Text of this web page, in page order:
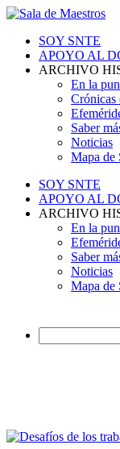
SOY SNTE
APOYO AL
ARCHIVO
En la
Crónicas
Saber
Noticias
Mapa de
SOY SNTE
APOYO AL
ARCHIVO
En la
Saber
Noticias
Mapa de